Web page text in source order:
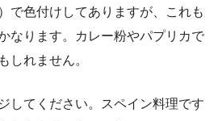
で色付けしてありますが、これも
なります。カレー粉やパプリカで
しれません。
してください。スペイン料理です